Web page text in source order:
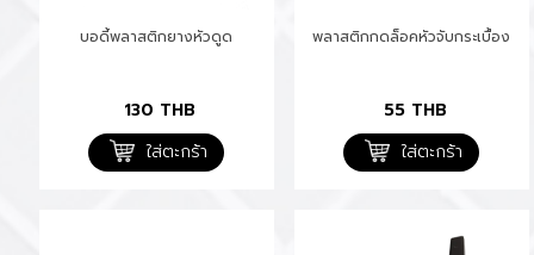
บอดี้พลาสติกยางหัวดูด
130 THB
ใส่ตะกร้า
พลาสติกกดล็อคหัวจับกระเบื้อง
55 THB
ใส่ตะกร้า